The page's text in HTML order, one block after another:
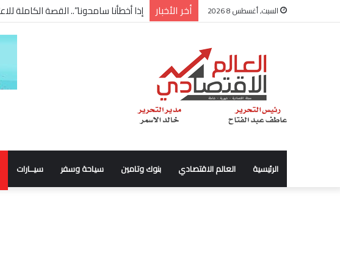
السبت, أغسطس 8 2026 أخر الأخبار شركة “Scope Developments” تعلن تولي أحمد كمال عيسى منصب الرئيس التنفيذي للقطاع التجاري
الرئيسية العالم الاقتصادي بنوك وتامين سياحة وسفر سيــارات